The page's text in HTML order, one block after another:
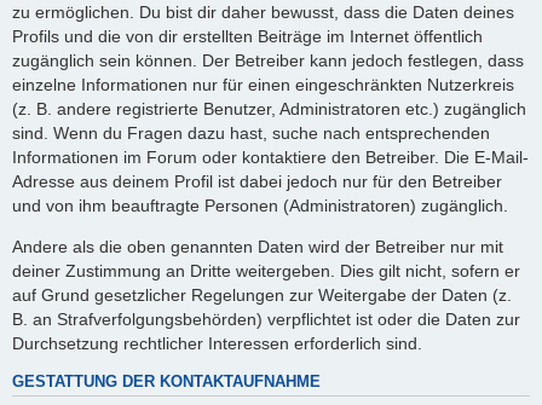
zu ermöglichen. Du bist dir daher bewusst, dass die Daten deines
Profils und die von dir erstellten Beiträge im Internet öffentlich
zugänglich sein können. Der Betreiber kann jedoch festlegen, dass
einzelne Informationen nur für einen eingeschränkten Nutzerkreis
(z. B. andere registrierte Benutzer, Administratoren etc.) zugänglich
sind. Wenn du Fragen dazu hast, suche nach entsprechenden
Informationen im Forum oder kontaktiere den Betreiber. Die E-Mail-
Adresse aus deinem Profil ist dabei jedoch nur für den Betreiber
und von ihm beauftragte Personen (Administratoren) zugänglich.
Andere als die oben genannten Daten wird der Betreiber nur mit
deiner Zustimmung an Dritte weitergeben. Dies gilt nicht, sofern er
auf Grund gesetzlicher Regelungen zur Weitergabe der Daten (z.
B. an Strafverfolgungsbehörden) verpflichtet ist oder die Daten zur
Durchsetzung rechtlicher Interessen erforderlich sind.
GESTATTUNG DER KONTAKTAUFNAHME